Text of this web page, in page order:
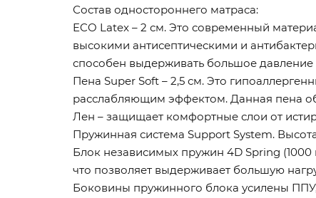
Состав одностороннего матраса:
ECO Latex – 2 см. Это современный
высокими антисептическими и
способен выдерживать большое
Пена Super Soft – 2,5 см. Это
расслабляющим эффектом. Данная пена
Лен – защищает комфортные слои от
Пружинная система Support System.
Блок независимых пружин 4D Spring (1000
что позволяет выдерживает большую
Боковины пружинного блока усилены ППУ,